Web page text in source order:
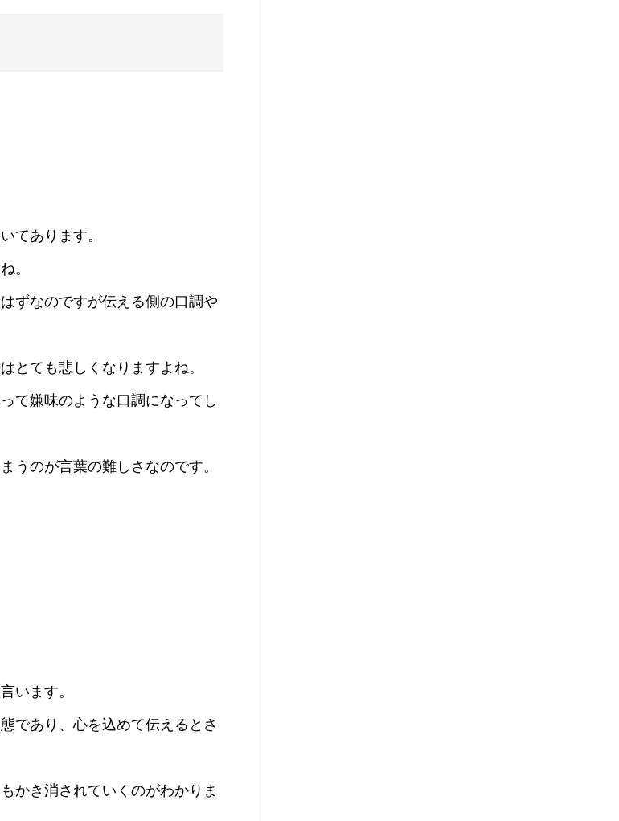
てあります。
。
ずなのですが伝える側の口調や
とても悲しくなりますよね。
て嫌味のような口調になってし
うのが言葉の難しさなのです。
います。
であり、心を込めて伝えるとさ
かき消されていくのがわかりま